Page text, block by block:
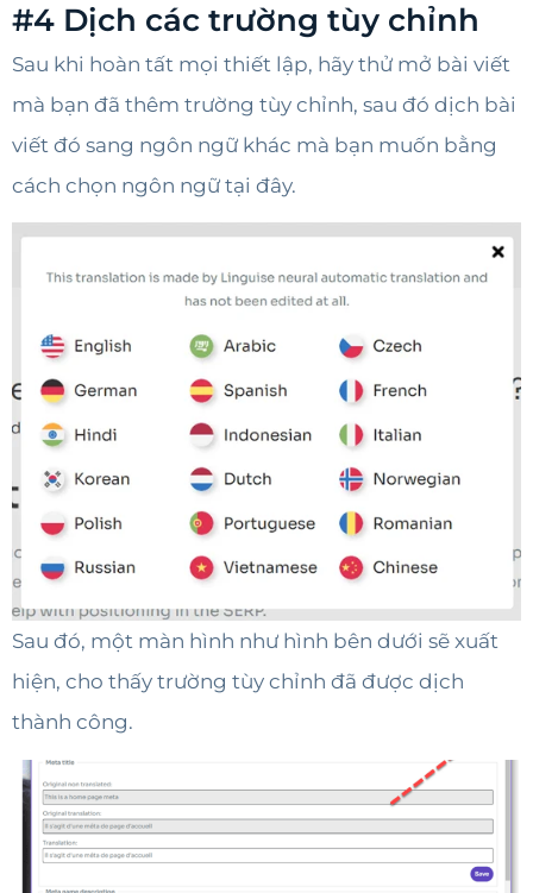
#4 Dịch các trường tùy chỉnh
Sau khi hoàn tất mọi thiết lập, hãy thử mở bài viết
mà bạn đã thêm trường tùy chỉnh, sau đó dịch bài
viết đó sang ngôn ngữ khác mà bạn muốn bằng
cách chọn ngôn ngữ tại đây.
Sau đó, một màn hình như hình bên dưới sẽ xuất
hiện, cho thấy trường tùy chỉnh đã được dịch
thành công.